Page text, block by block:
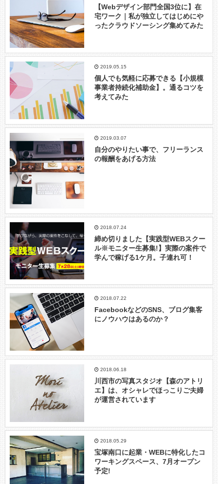
【Webデザイン部門全国3位に】在
宅ワーク｜私が独立してはじめにや
ったクラウドソーシング集めてみた
2019.05.15
個人でも気軽に応募できる【小規模
事業者持続化補助金】。通るコツを
考えてみた
2019.03.07
自分のやりたい事で、フリーランス
の報酬をあげる方法
2018.07.24
締め切りました【実践型WEBスクー
ル※モニター生募集!】実際の案件で
学んで稼げる1ケ月。子連れ可！
2018.07.22
FacebookなどのSNS、ブログ集客
にノウハウはあるのか？
2018.06.18
川西市の写真スタジオ【森のアトリ
エ】は、オシャレでほっこりご夫婦
が運営されています
2018.05.29
宝塚南口に起業・WEBに特化したコ
ワーキングスペース、7月オープン
予定!